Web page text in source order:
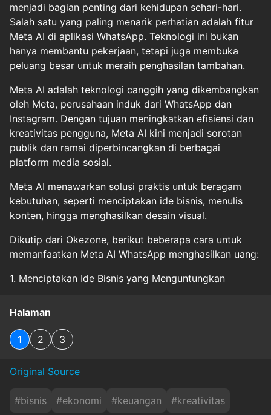
menjadi bagian penting dari kehidupan sehari-hari.
Salah satu yang paling menarik perhatian adalah fitur
Meta AI di aplikasi WhatsApp. Teknologi ini bukan
hanya membantu pekerjaan, tetapi juga membuka
peluang besar untuk meraih penghasilan tambahan.
Meta AI adalah teknologi canggih yang dikembangkan
oleh Meta, perusahaan induk dari WhatsApp dan
Instagram. Dengan tujuan meningkatkan efisiensi dan
kreativitas pengguna, Meta AI kini menjadi sorotan
publik dan ramai diperbincangkan di berbagai
platform media sosial.
Meta AI menawarkan solusi praktis untuk beragam
kebutuhan, seperti menciptakan ide bisnis, menulis
konten, hingga menghasilkan desain visual.
Dikutip dari Okezone, berikut beberapa cara untuk
memanfaatkan Meta AI WhatsApp menghasilkan uang:
1. Menciptakan Ide Bisnis yang Menguntungkan
Halaman
1 2 3
Original Source
#bisnis #ekonomi #keuangan #kreativitas